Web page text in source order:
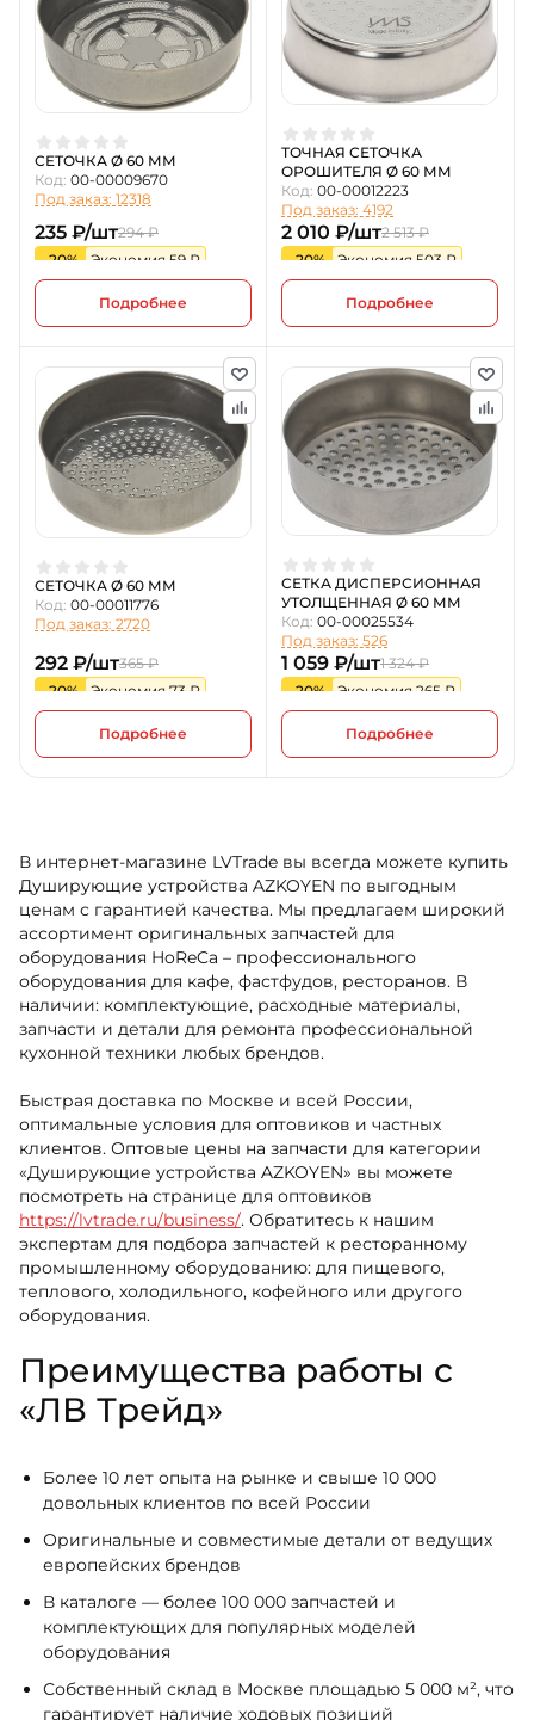
СЕТОЧКА Ø 60 ММ
Код: 00-00009670
Под заказ: 12318
235 ₽/шт294 ₽
-20%
Экономия 59 ₽
Подробнее
ТОЧНАЯ СЕТОЧКА
ОРОШИТЕЛЯ Ø 60 ММ
Код: 00-00012223
Под заказ: 4192
2 010 ₽/шт2 513 ₽
-20%
Экономия 503 ₽
Подробнее
СЕТОЧКА Ø 60 ММ
Код: 00-00011776
Под заказ: 2720
292 ₽/шт365 ₽
-20%
Экономия 73 ₽
Подробнее
СЕТКА ДИСПЕРСИОННАЯ
УТОЛЩЕННАЯ Ø 60 ММ
Код: 00-00025534
Под заказ: 526
1 059 ₽/шт1 324 ₽
-20%
Экономия 265 ₽
Подробнее
В интернет-магазине LVTrade вы всегда можете купить
Душирующие устройства AZKOYEN по выгодным
ценам с гарантией качества. Мы предлагаем широкий
ассортимент оригинальных запчастей для
оборудования HoReCa – профессионального
оборудования для кафе, фастфудов, ресторанов. В
наличии: комплектующие, расходные материалы,
запчасти и детали для ремонта профессиональной
кухонной техники любых брендов.
Быстрая доставка по Москве и всей России,
оптимальные условия для оптовиков и частных
клиентов. Оптовые цены на запчасти для категории
«Душирующие устройства AZKOYEN» вы можете
посмотреть на странице для оптовиков
https://lvtrade.ru/business/. Обратитесь к нашим
экспертам для подбора запчастей к ресторанному
промышленному оборудованию: для пищевого,
теплового, холодильного, кофейного или другого
оборудования.
Преимущества работы с
«ЛВ Трейд»
Более 10 лет опыта на рынке и свыше 10 000
довольных клиентов по всей России
Оригинальные и совместимые детали от ведущих
европейских брендов
В каталоге — более 100 000 запчастей и
комплектующих для популярных моделей
оборудования
Собственный склад в Москве площадью 5 000 м², что
гарантирует наличие ходовых позиций